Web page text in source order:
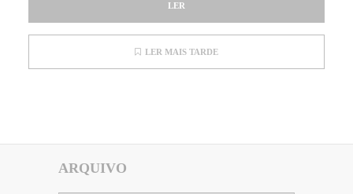
LER
LER MAIS TARDE
ARQUIVO